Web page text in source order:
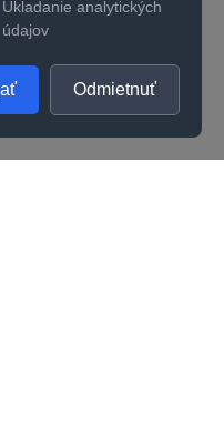
Ukladanie analytických
údajov
Odmietnuť